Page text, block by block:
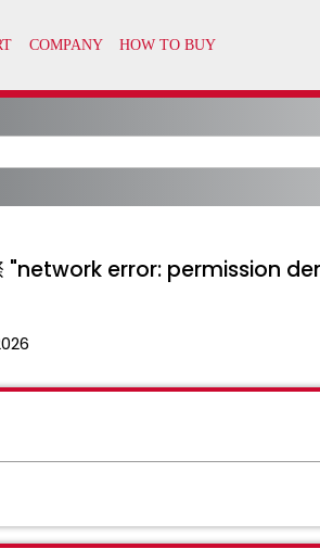
"network error: permission